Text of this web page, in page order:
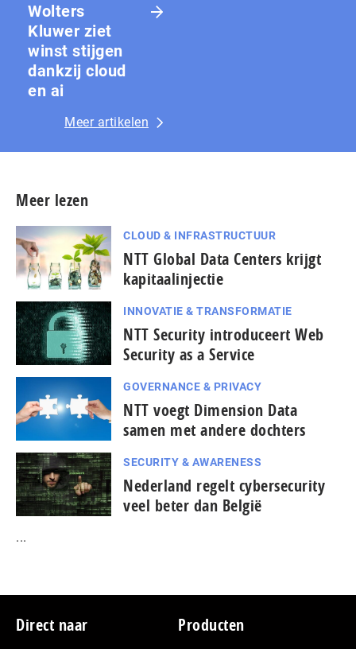
Wolters
Kluwer ziet
winst stijgen
dankzij cloud
en ai
Meer artikelen
Meer lezen
CLOUD & INFRASTRUCTUUR
NTT Global Data Centers krijgt
kapitaalinjectie
INNOVATIE & TRANSFORMATIE
NTT Security introduceert Web
Security as a Service
GOVERNANCE & PRIVACY
NTT voegt Dimension Data
samen met andere dochters
SECURITY & AWARENESS
Nederland regelt cybersecurity
veel beter dan België
...
Footer
Direct naar Producten